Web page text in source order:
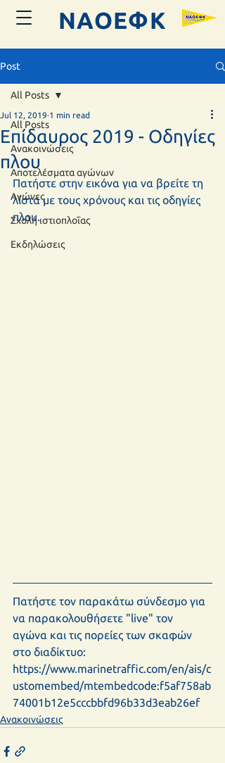
ΝΑΟΕΦK
Post
All Posts
Ανακοινώσεις
Αποτελέσματα αγώνων
Αγώνες
Σχολή ιστιοπλοΐας
Εκδηλώσεις
All Posts
Επίδαυρος 2019 - Οδηγίες
πλου
Jul 12, 2019 1 min read
Πατήστε στην εικόνα για να βρείτε τη
λίστα με τους χρόνους και τις οδηγίες
πλου.
Πατήστε τον παρακάτω σύνδεσμο για
να παρακολουθήσετε "live" τον
αγώνα και τις πορείες των σκαφών
στο διαδίκτυο:
https://www.marinetraffic.com/en/ais/c
ustomembed/mtembedcode:f5af758ab
74001b12e5cccbbfd96b33d3eab26ef
Ανακοινώσεις